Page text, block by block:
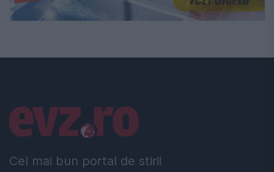
Cel mai bun portal de stiri!
Linkuri utile